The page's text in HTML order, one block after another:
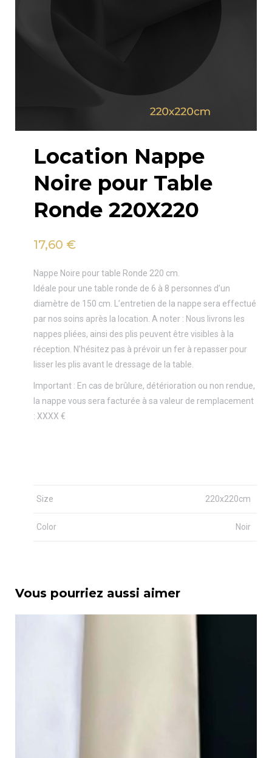
Location Nappe
Noire pour Table
Ronde 220X220
17,60 €
Nappe Noire pour table Ronde 220 cm.
Idéale pour une table ronde de 6 à 8 personnes d’un
diamètre de 150 cm. L’entretien de la nappe sera effectué
par nos soins après la location. A noter : Nous livrons les
nappes pliées, ainsi des plis peuvent être visibles à la
réception. N’hésitez pas à prévoir un fer à repasser pour
lisser les plis avant le dressage de la table.
Important : En cas de brûlure, détérioration ou non rendue,
la nappe vous sera facturée à sa valeur de remplacement
: XXXX €
Size 220x220cm
Color Noir
Vous pourriez aussi aimer